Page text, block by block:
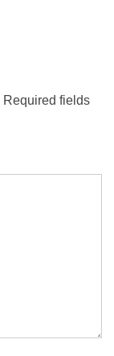
Required fields